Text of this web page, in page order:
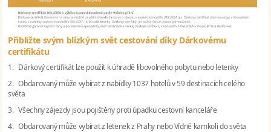
Přibližte svým blízkým svět cestování díky Dárkovému
certifikátu
1. Dárkový certifikát lze použít k úhradě libovolného pobytu nebo letenky
2. Obdarovaný může vybírat z nabídky 1037 hotelů v 59 destinacích celého
světa
3. Všechny zájezdy jsou pojištěny proti úpadku cestovní kanceláře
4. Obdarovaný může vybírat z letenek z Prahy nebo Vídně kamkoli do světa